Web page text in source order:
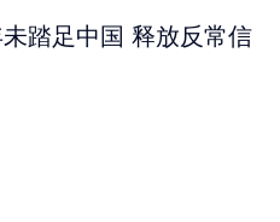
踏足中国 释放反常信